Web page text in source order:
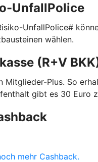
UnfallPolice
UnfallPolice#
wählen.
(R+V
Mitglieder-Plus. So
gibt es 30 Euro
mehr Cashback.